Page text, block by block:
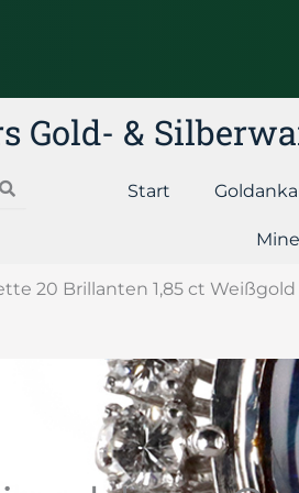
Gold- &
Start
20 Brillanten 1,85 ct Weißgold